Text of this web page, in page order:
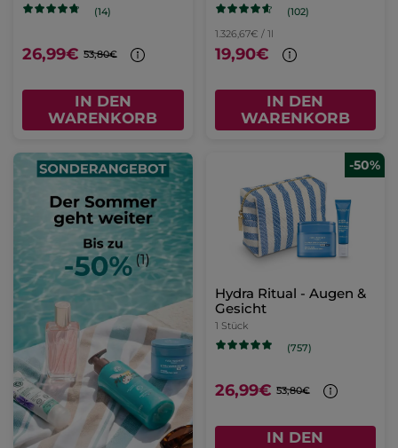
(14)
26,99€ 53,80€
IN DEN
WARENKORB
(102)
1.326,67€ / 1l
19,90€
IN DEN
WARENKORB
-50%
Hydra Ritual - Augen &
Gesicht
1 Stück
(757)
26,99€ 53,80€
IN DEN